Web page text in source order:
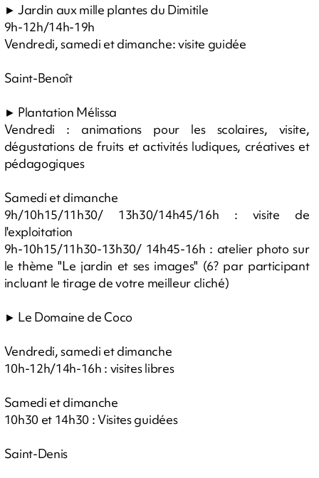
► Jardin aux mille plantes du Dimitile
9h-12h/14h-19h
Vendredi, samedi et dimanche: visite guidée
Saint-Benoît
► Plantation Mélissa
Vendredi : animations pour les scolaires, visite,
dégustations de fruits et activités ludiques, créatives et
pédagogiques
Samedi et dimanche
9h/10h15/11h30/ 13h30/14h45/16h : visite de
l'exploitation
9h-10h15/11h30-13h30/ 14h45-16h : atelier photo sur
le thème "Le jardin et ses images" (6? par participant
incluant le tirage de votre meilleur cliché)
► Le Domaine de Coco
Vendredi, samedi et dimanche
10h-12h/14h-16h : visites libres
Samedi et dimanche
10h30 et 14h30 : Visites guidées
Saint-Denis